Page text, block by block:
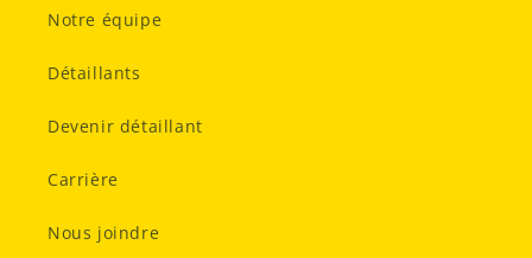
Notre équipe
Détaillants
Devenir détaillant
Carrière
Nous joindre